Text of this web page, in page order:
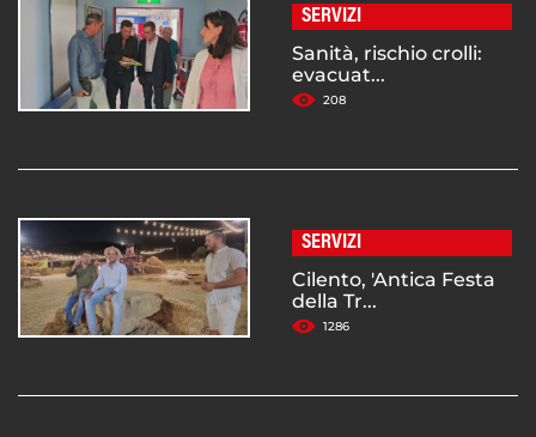
SERVIZI
Sanità, rischio crolli:
evacuat...
208
SERVIZI
Cilento, 'Antica Festa
della Tr...
1286